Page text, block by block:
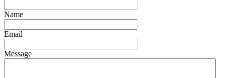
Name
Email
Message